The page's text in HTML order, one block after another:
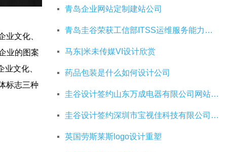
业文化、
业的图案
文化、
标志三种
青岛企业网站定制建站公司
青岛圭谷荣获工信部ITSS运维服务能力成熟度三级资质证书
马东|米未传媒VI设计欣赏
药品包装是什么如何设计公司
圭谷设计签约山东万成电器有限公司网站建设服务
圭谷设计签约深圳市宝视佳科技有限公司网站建设服务
英国劳斯莱斯logo设计重塑